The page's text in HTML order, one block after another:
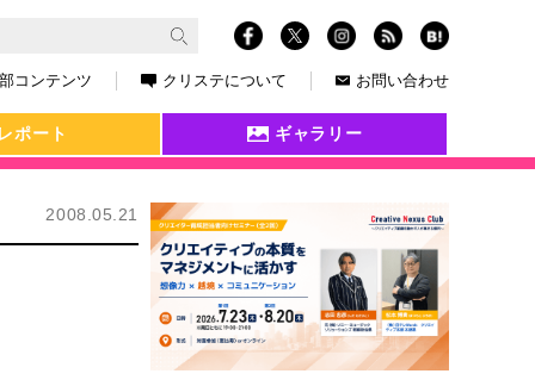
コンテンツ クリステについて お問い合わせ
レポート ギャラリー
2008.05.21